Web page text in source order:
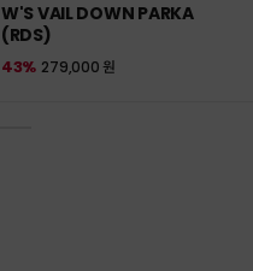
W'S VAIL DOWN PARKA
(RDS)
279,000 원
43%